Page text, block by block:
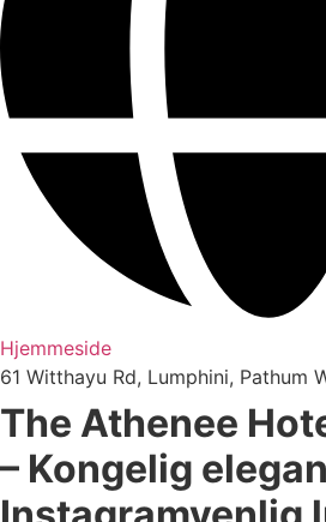
Hjemmeside
61 Witthayu Rd, Lumphini, Pathum
The Athenee
– Kongelig